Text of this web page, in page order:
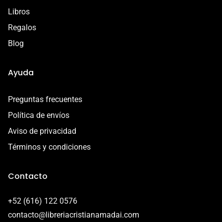
Libros
Regalos
Blog
Ayuda
Preguntas frecuentes
Política de envíos
Aviso de privacidad
Términos y condiciones
Contacto
+52 (616) 122 0576
contacto@libreriacristianamadai.com